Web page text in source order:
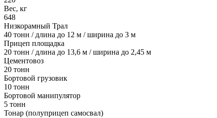
Вес, кг
648
Низкорамный Трал
40 тонн / длина до 12 м / ширина до 3 м
Прицеп площадка
20 тонн / длина до 13,6 м / ширина до 2,45 м
Цементовоз
20 тонн
Бортовой грузовик
10 тонн
Бортовой манипулятор
5 тонн
Тонар (полуприцеп самосвал)